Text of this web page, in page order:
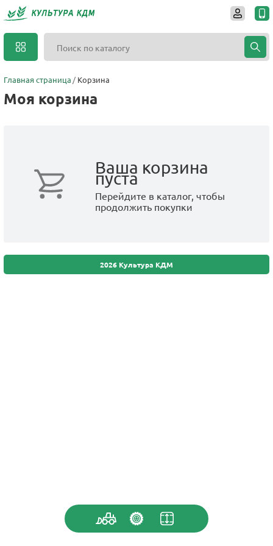
Главная страница Корзина
Моя корзина
Ваша корзина
пуста
Перейдите в каталог, чтобы
продолжить покупки
2026 Культура КДМ